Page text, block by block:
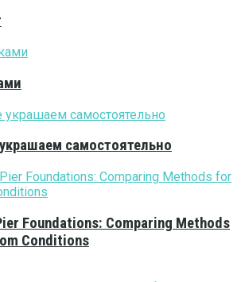
самостоятельно
Foundations: Comparing Methods
Conditions